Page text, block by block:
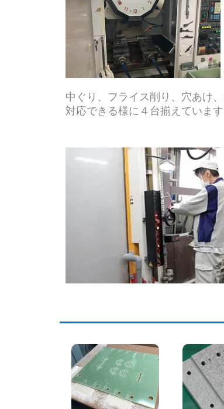
中ぐり、フライス削り、穴あけ
対応できる様に４台揃えています